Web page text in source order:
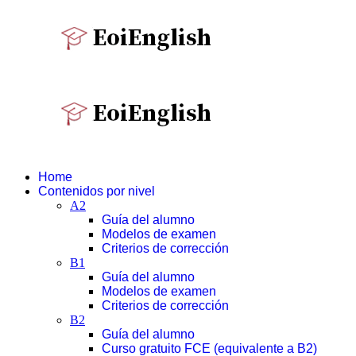
Home
Contenidos por nivel
A2
Guía del alumno
Modelos de examen
Criterios de corrección
B1
Guía del alumno
Modelos de examen
Criterios de corrección
B2
Guía del alumno
Curso gratuito FCE (equivalente a B2)